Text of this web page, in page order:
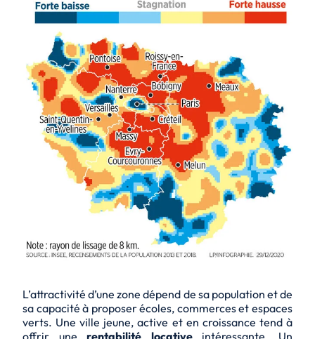
L’attractivité d’une zone dépend de sa population et de
sa capacité à proposer écoles, commerces et espaces
verts. Une ville jeune, active et en croissance tend à
offrir unerentabilité locativeintéressante. Un